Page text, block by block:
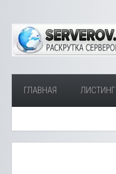
ГЛАВНАЯ ЛИСТИНГ